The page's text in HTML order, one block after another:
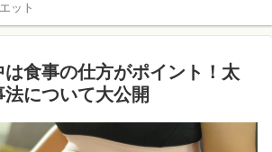
ット
は食事の仕方がポイント！太
法について大公開